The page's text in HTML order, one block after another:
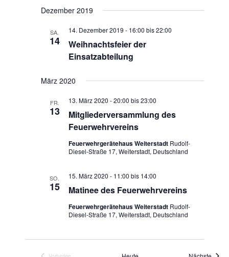
Dezember 2019
SA.
14
Weihnachtsfeier der
Einsatzabteilung
14. Dezember 2019 - 16:00 bis22:00
März 2020
FR.
13
Mitgliederversammlung des
Feuerwehrvereins
13. März 2020 - 20:00 bis23:00
Feuerwehrgerätehaus Weiterstadt Rudolf-
Diesel-Straße 17, Weiterstadt, Deutschland
SO.
15 Matinee des Feuerwehrvereins
15. März 2020 - 11:00 bis 14:00
Feuerwehrgerätehaus Weiterstadt Rudolf-
Diesel-Straße 17, Weiterstadt, Deutschland